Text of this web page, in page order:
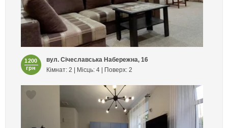
1200
грн
вул. Січеславська Набережна, 16
Кімнат: 2 | Місць: 4 | Поверх: 2